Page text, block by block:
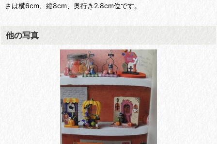
さは横6cm、縦8cm、奥行き2.8cm位です。
他の写真